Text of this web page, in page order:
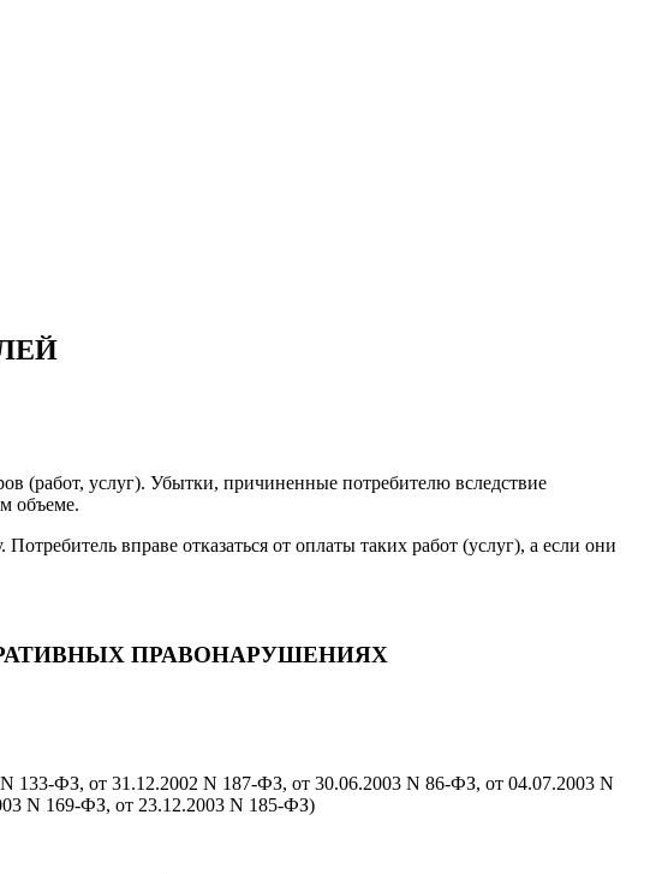
(работ, услуг). Убытки, причиненные потребителю вследствие
объеме.
вправе отказаться от оплаты таких работ (услуг), а если они
ПРАВОНАРУШЕНИЯХ
133-ФЗ, от 31.12.2002 N 187-ФЗ, от 30.06.2003 N 86-ФЗ, от 04.07.2003 N
N 169-ФЗ, от 23.12.2003 N 185-ФЗ)